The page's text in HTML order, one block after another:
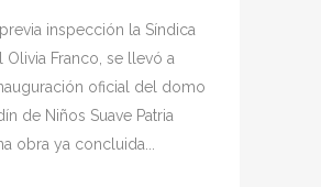
inspección la Síndica
Olivia Franco, se llevó a
oficial del domo
de Niños Suave Patria
obra ya concluida...